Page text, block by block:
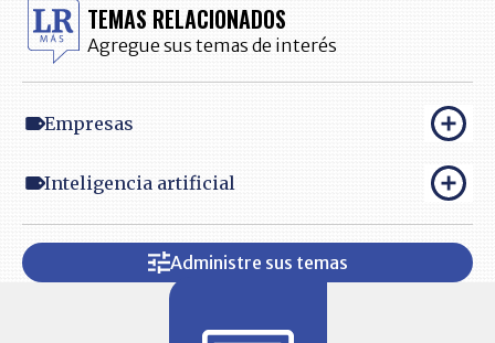
TEMAS RELACIONADOS
Agregue sus temas de interés
Empresas
Inteligencia artificial
Administre sus temas